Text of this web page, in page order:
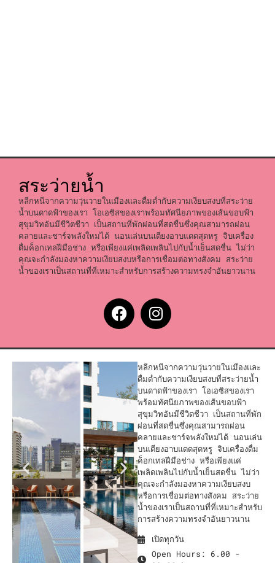
สระว่ายน้ำ
หลีกหนีจากความวุ่นวายในเมืองและดื่มด่ำกับความเงียบสงบที่สระว่าย
น้ำบนดาดฟ้าของเรา โอเอซิสของเราพร้อมทัศนียภาพของเส้นขอบฟ้า
สุขุมวิทอันมีชีวิตชีวา เป็นสถานที่พักผ่อนที่สดชื่นซึ่งคุณสามารถผ่อน
คลายและชาร์จพลังใหม่ได้ นอนเล่นบนเตียงอาบแดดสุดหรู จิบเครื่อง
ดื่มค็อกเทลฝีมือช่าง หรือเพียงแค่เพลิดเพลินไปกับน้ำเย็นสดชื่น ไม่ว่า
คุณจะกำลังมองหาความเงียบสงบหรือการเชื่อมต่อทางสังคม สระว่าย
น้ำของเราเป็นสถานที่ที่เหมาะสำหรับการสร้างความทรงจำอันยาวนาน
หลีกหนีจากความวุ่นวายในเมืองและ
ดื่มด่ำกับความเงียบสงบที่สระว่ายน้ำ
บนดาดฟ้าของเรา โอเอซิสของเรา
พร้อมทัศนียภาพของเส้นขอบฟ้า
สุขุมวิทอันมีชีวิตชีวา เป็นสถานที่พัก
ผ่อนที่สดชื่นซึ่งคุณสามารถผ่อน
คลายและชาร์จพลังใหม่ได้ นอนเล่น
บนเตียงอาบแดดสุดหรู จิบเครื่องดื่ม
ค็อกเทลฝีมือช่าง หรือเพียงแค่
เพลิดเพลินไปกับน้ำเย็นสดชื่น ไม่ว่า
คุณจะกำลังมองหาความเงียบสงบ
หรือการเชื่อมต่อทางสังคม สระว่าย
น้ำของเราเป็นสถานที่ที่เหมาะสำหรับ
การสร้างความทรงจำอันยาวนาน
เปิดทุกวัน
Open Hours: 6.00 -